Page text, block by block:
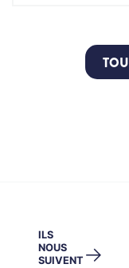
ILS
NOUS
SUIVENT →